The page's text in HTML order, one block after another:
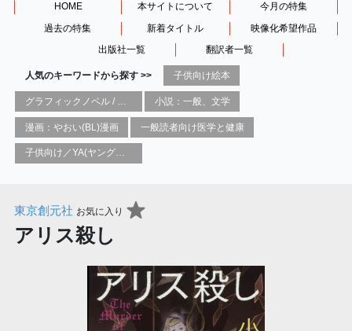
HOME 本サイトについて
今月の特集
過去の特集
新着タイトル
映像化希望作品
出版社一覧
翻訳者一覧
人気のキーワードから探す >> 子供向け絵本
小説：一般、文学
漫画：やおい(BL)漫画 一般読者向け医学と健康
子供向け／YA(ヤングアダルト)向け一般：芸術&芸術家
東京創元社 お気に入り
アリス殺し